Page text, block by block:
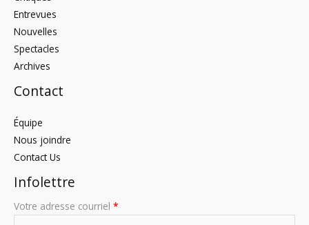
Entrevues
Nouvelles
Spectacles
Archives
Contact
Équipe
Nous joindre
Contact Us
Infolettre
Votre adresse courriel *